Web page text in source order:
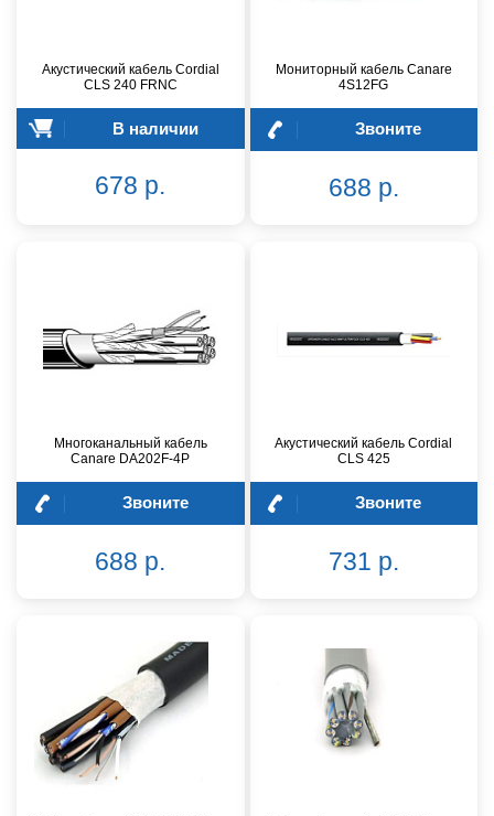
Акустический кабель Cordial
CLS 240 FRNC
В наличии
678 р.
Мониторный кабель Canare
4S12FG
Звоните
688 р.
Многоканальный кабель
Canare DA202F-4P
Звоните
688 р.
Акустический кабель Cordial
CLS 425
Звоните
731 р.